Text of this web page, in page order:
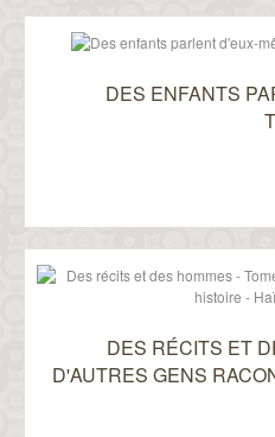
DES ENFANTS
DES RÉCITS ET
D'AUTRES GENS